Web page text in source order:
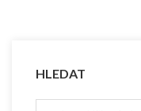
HLEDAT